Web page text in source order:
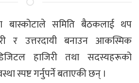
बास्कोटाले समिति बैठकलाई थप
र उत्तरदायी बनाउन आकस्मिक
हाजिरी तथा सदस्यहरूको
स्पष्ट गर्नुपर्ने बताएकी छन् ।